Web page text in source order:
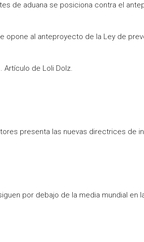
de aduana se posiciona contra el
se opone al anteproyecto de la Ley de
Artículo de Loli Dolz.
presenta las nuevas directrices de
siguen por debajo de la media mundial